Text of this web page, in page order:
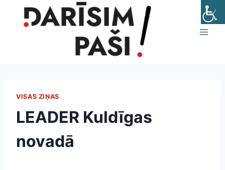
VISAS ZIŅAS
LEADER Kuldīgas
novadā